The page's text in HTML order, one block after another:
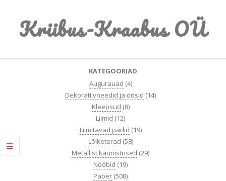
contentKriibus-Kraabus OÜ
KATEGOORIAD
Augurauad (4)
Dekoratiivneedid ja öösid (14)
Kleepsud (8)
Liimid (12)
Liimitavad pärlid (19)
Lõiketerad (58)
Metallist kaunistused (29)
Nööbid (19)
Paber (508)